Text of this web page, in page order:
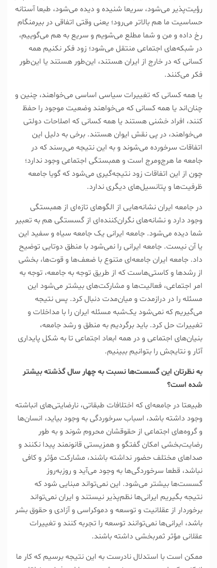
رؤیت‌پذیر می‌شود، سریعا شنیده و دیده می‌شود، طبعا آستانه
حساسیت ما هم بالاتر می‌رود؛ یعنی وقتی اتفاقی در بیرمنگام
رخ داده و من و شما مطلع می‌شویم و سریع به هم می‌گوییم،
در شبکه‌های اجتماعی منتقل می‌شود؛ زود فکر نکنیم همه
کسانی که در خارج از ایران هستند، این‌طور هستند یا این‌طور
فکر می‌کنند.
یا همه کسانی که تغییرات سیاسی اساسی می‌خواهند، چنین و
چنان‌اند یا همه کسانی که می‌خواهند وضعیت موجود را حفظ
کنند، افراد خشنی هستند یا همه کسانی که اصلاحات دولتی
می‌خواهند، در پی نقش ایوان هستند. برخی به دلیل این
اتفاقات سرخورده می‌شوند و به این نتیجه می‌رسند که در
جامعه ما هرج‌ومرج است و همبستگی اجتماعی وجود ندارد؛
چون از این اتفاقات زود نتیجه‌گیری می‌شود که گویا جامعه
ظرفیت‌ها و پتانسیل‌های دیگری ندارد.
در جامعه ایران نشانه‌هایی از الگو‌های تازه‌ای از همبستگی
وجود دارد و نشانه‌های نگران‌کننده‌ای از گسستگی هم به تعبیر
شما دیده می‌شود. جامعه ایرانی یک جامعه سیاه و سفید این
یا آن نیست. جامعه ایرانی را نمی‌شود با منطق دوتایی توضیح
داد. جامعه ایران جامعه‌ای متنوع با ضعف‌ها و قوت‌ها، بخشی
از رشد‌ها و کاستی‌هاست که از طریق توجه به جامعه، توجه به
امر اجتماعی، فعالیت‌ها و مشارکت‌های بیشتر می‌شود این
مسئله را در درازمدت و میان‌مدت دنبال کرد. پس نتیجه
می‌گیریم که نمی‌شود یک‌شبه مسئله ایران را با مداخلات و
تغییرات حل کرد. باید برگردیم به منطق و رشد جامعه،
بنیان‌های اجتماعی و در همه ابعاد اجتماعی تا به شکل پایداری
آثار و نتایجش را بتوانیم ببینیم.
‌به نظرتان این گسست‌ها نسبت به چهار سال گذشته بیشتر
شده است؟
طبیعتا در جامعه‌ای که اختلافات طبقاتی، نارضایتی‌های انباشته
وجود داشته باشد، اسباب سرخوردگی به وجود بیاید، انسان‌ها
و گروه‌های اجتماعی از حقوقشان محروم شوند و به طور
رضایت‌بخشی امکان گفتگو و همزیستی قانونمند پیدا نکنند و
صدا‌های مختلف حضور نداشته باشند، مشارکت مؤثر و کافی
نباشد، قطعا سرخوردگی‌ها به وجود می‌آید و روز‌به‌روز
گسست‌ها بیشتر می‌شود. این نمی‌تواند مبنایی شود که
نتیجه بگیریم ایرانی‌ها نظم‌پذیر نیستند و ایران نمی‌تواند
برخوردار از عقلانیت و توسعه و دموکراسی و آزادی و حقوق بشر
باشد، ایرانی‌ها نمی‌توانند توسعه را تجربه کنند و تغییرات
عقلانی مؤثر ثمربخشی داشته باشند.
ممکن است با استدلال نادرست به این نتیجه برسیم که کار ما